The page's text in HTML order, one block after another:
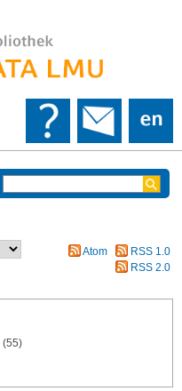
Atom
RSS 1.0
RSS 2.0
(55)